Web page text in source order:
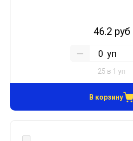
46.2 руб
уп
25 в 1 уп
В корзину